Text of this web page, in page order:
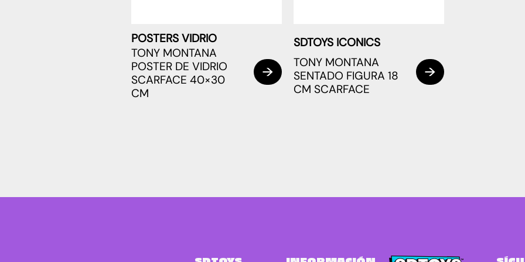
POSTERS VIDRIO
TONY MONTANA
POSTER DE VIDRIO
SCARFACE 40×30
CM
SDTOYS ICONICS
TONY MONTANA
SENTADO FIGURA 18
CM SCARFACE